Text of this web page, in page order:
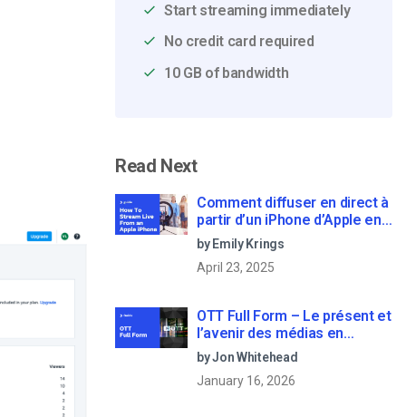
Start streaming immediately
No credit card required
10 GB of bandwidth
Read Next
Comment diffuser en direct à
partir d’un iPhone d’Apple en
6 étapes faciles
by Emily Krings
April 23, 2025
OTT Full Form – Le présent et
l’avenir des médias en
continu
by Jon Whitehead
January 16, 2026